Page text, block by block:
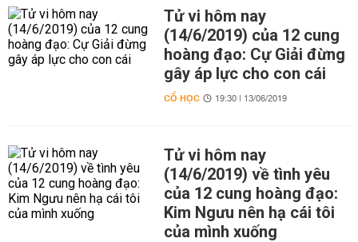
Tử vi hôm nay
(14/6/2019) của 12 cung
hoàng đạo: Cự Giải đừng
gây áp lực cho con cái
CỔ HỌC 19:30 | 13/06/2019
Tử vi hôm nay
(14/6/2019) về tình yêu
của 12 cung hoàng đạo:
Kim Ngưu nên hạ cái tôi
của mình xuống